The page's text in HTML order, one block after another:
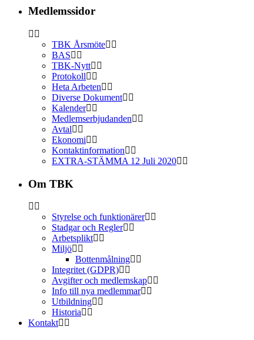
Medlemssidor
TBK Årsmöte
BAS
TBK-Nytt
Protokoll
Heta Arbeten
Diverse Dokument
Kalender
Medlemserbjudanden
Avtal
Ekonomi
Kontaktinformation
EXTRA-STÄMMA 12 Juli 2020
Om TBK
Styrelse och funktionärer
Stadgar och Regler
Arbetsplikt
Miljö
Bottenmålning
Integritet (GDPR)
Avgifter och medlemskap
Info till nya medlemmar
Utbildning
Historia
Kontakt